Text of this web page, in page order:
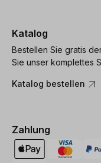
Katalog
Bestellen Sie gratis
Sie unser komplettes
Katalog bestellen
Zahlung